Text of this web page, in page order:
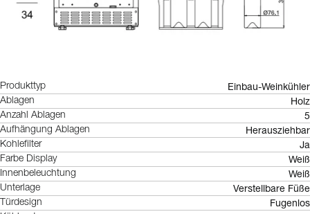
Produkttyp Einbau-Weinkühler
Ablagen Holz
Anzahl Ablagen 5
Aufhängung Ablagen Herausziehbar
Kohlefilter Ja
Farbe Display Weiß
Innenbeleuchtung Weiß
Unterlage Verstellbare Füße
Türdesign Fugenlos